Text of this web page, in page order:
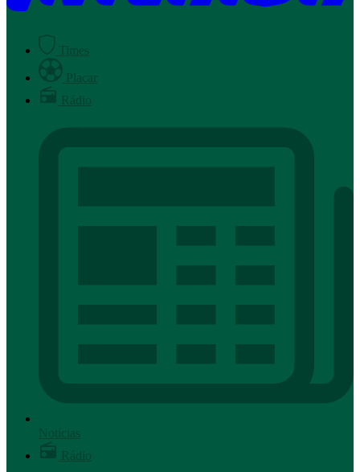
Times
Placar
Rádio
Notícias
Rádio